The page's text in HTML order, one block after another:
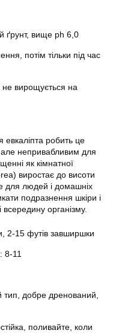
ґрунт, вище ph 6,0
потім тільки під час
не вирощується на
евкаліпта робить це
непривабливим для
як кімнатної
виростає до висоти
для людей і домашніх
подразнення шкіри і
організму.
2-15 футів завширшки
8-11
тип, добре дренований,
поливайте, коли